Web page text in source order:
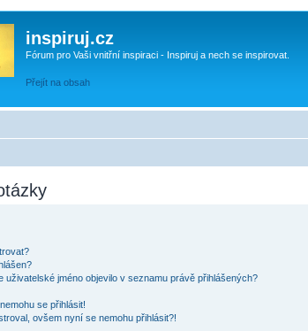
inspiruj.cz
Fórum pro Vaši vnitřní inspiraci - Inspiruj a nech se inspirovat.
Přejít na obsah
uživatelské jméno objevilo v seznamu právě přihlášených?
se přihlásit!
ovšem nyní se nemohu přihlásit?!